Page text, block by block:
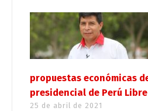
propuestas económicas
presidencial de Perú Libre
25 de abril de 2021